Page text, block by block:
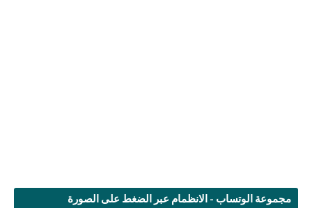
مجموعة الوتساب - الانظمام عبر الضغط على الصورة